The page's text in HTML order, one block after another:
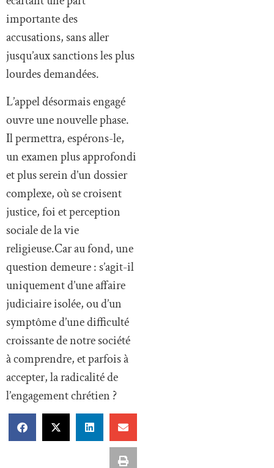
importante des
accusations, sans aller
jusqu’aux sanctions les plus
lourdes demandées.
L’appel désormais engagé
ouvre une nouvelle phase.
Il permettra, espérons-le,
un examen plus approfondi
et plus serein d’un dossier
complexe, où se croisent
justice, foi et perception
sociale de la vie
religieuse.Car au fond, une
question demeure : s’agit-il
uniquement d’une affaire
judiciaire isolée, ou d’un
symptôme d’une difficulté
croissante de notre société
à comprendre, et parfois à
accepter, la radicalité de
l’engagement chrétien ?